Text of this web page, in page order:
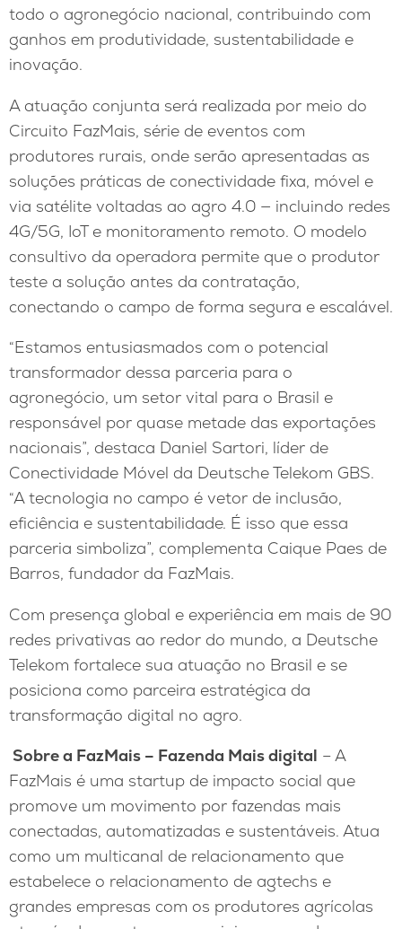
todo o agronegócio nacional, contribuindo com
ganhos em produtividade, sustentabilidade e
inovação.
A atuação conjunta será realizada por meio do
Circuito FazMais, série de eventos com
produtores rurais, onde serão apresentadas as
soluções práticas de conectividade fixa, móvel e
via satélite voltadas ao agro 4.0 — incluindo redes
4G/5G, IoT e monitoramento remoto. O modelo
consultivo da operadora permite que o produtor
teste a solução antes da contratação,
conectando o campo de forma segura e escalável.
“Estamos entusiasmados com o potencial
transformador dessa parceria para o
agronegócio, um setor vital para o Brasil e
responsável por quase metade das exportações
nacionais”, destaca Daniel Sartori, líder de
Conectividade Móvel da Deutsche Telekom GBS.
“A tecnologia no campo é vetor de inclusão,
eficiência e sustentabilidade. É isso que essa
parceria simboliza”, complementa Caique Paes de
Barros, fundador da FazMais.
Com presença global e experiência em mais de 90
redes privativas ao redor do mundo, a Deutsche
Telekom fortalece sua atuação no Brasil e se
posiciona como parceira estratégica da
transformação digital no agro.
Sobre a FazMais – Fazenda Mais digital – A
FazMais é uma startup de impacto social que
promove um movimento por fazendas mais
conectadas, automatizadas e sustentáveis. Atua
como um multicanal de relacionamento que
estabelece o relacionamento de agtechs e
grandes empresas com os produtores agrícolas